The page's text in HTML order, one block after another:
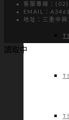
客服專線：
EMAIL：
地址：三重中
讀取中